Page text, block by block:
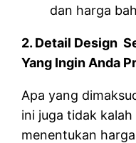
dan harga
2. Detail Design
Yang Ingin Anda
Apa yang
ini juga tidak
menentukan